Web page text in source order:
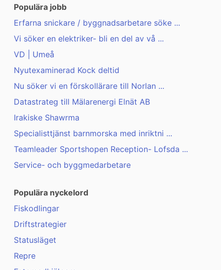
Populära jobb
Erfarna snickare / byggnadsarbetare söke ...
Vi söker en elektriker- bli en del av vå ...
VD | Umeå
Nyutexaminerad Kock deltid
Nu söker vi en förskollärare till Norlan ...
Datastrateg till Mälarenergi Elnät AB
Irakiske Shawrma
Specialisttjänst barnmorska med inriktni ...
Teamleader Sportshopen Reception- Lofsda ...
Service- och byggmedarbetare
Populära nyckelord
Fiskodlingar
Driftstrategier
Statusläget
Repre